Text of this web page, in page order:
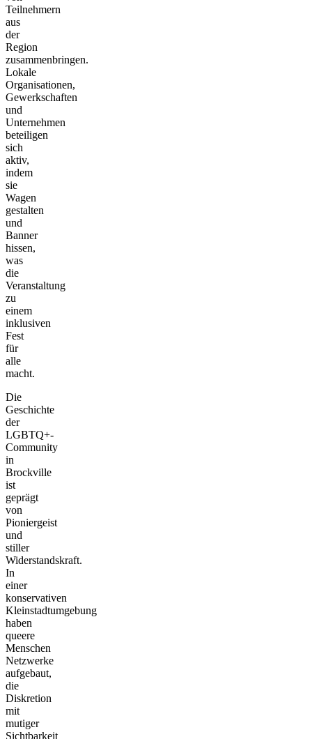
Teilnehmern
aus
der
Region
zusammenbringen.
Lokale
Organisationen,
Gewerkschaften
und
Unternehmen
beteiligen
sich
aktiv,
indem
sie
Wagen
gestalten
und
Banner
hissen,
was
die
Veranstaltung
zu
einem
inklusiven
Fest
für
alle
macht.
Die
Geschichte
der
LGBTQ+-
Community
in
Brockville
ist
geprägt
von
Pioniergeist
und
stiller
Widerstandskraft.
In
einer
konservativen
Kleinstadtumgebung
haben
queere
Menschen
Netzwerke
aufgebaut,
die
Diskretion
mit
mutiger
Sichtbarkeit